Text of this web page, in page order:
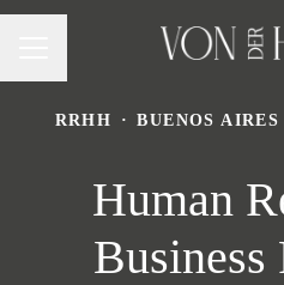
MENÚ DE EMPLEO
RRHH · BUENOS
Human
Business